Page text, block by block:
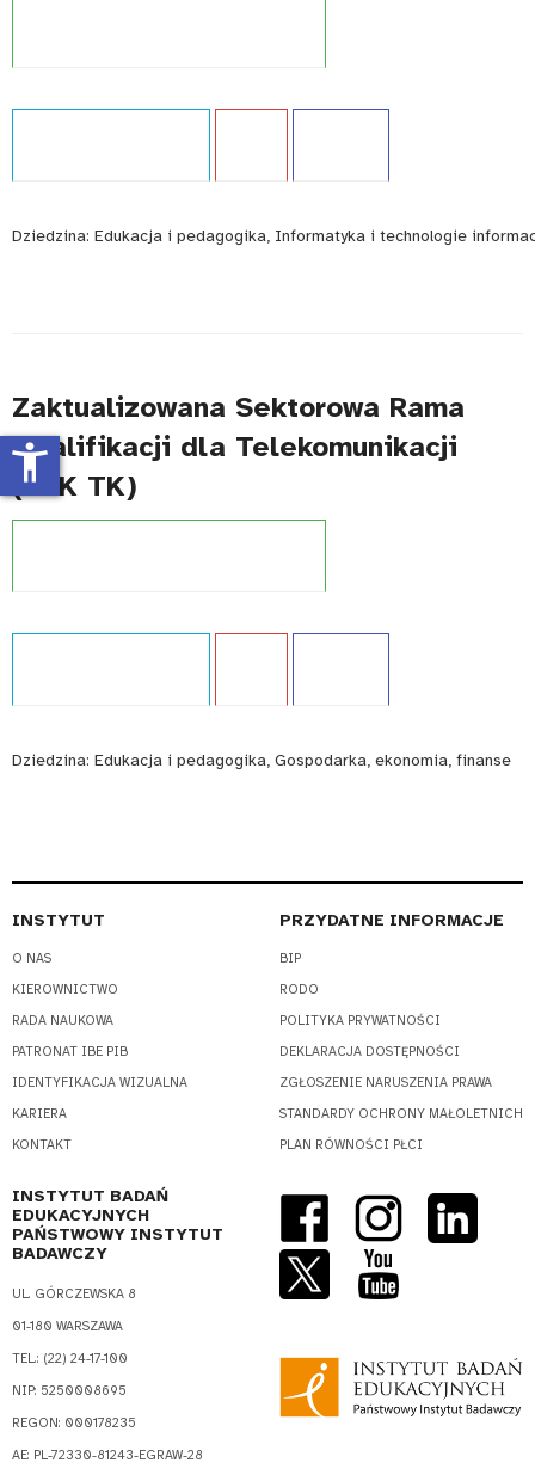
Dziedzina: Edukacja i pedagogika, Informatyka i technologie
Zaktualizowana Sektorowa Rama
Kwalifikacji dla Telekomunikacji
(SRK TK)
Dziedzina: Edukacja i pedagogika, Gospodarka, ekonomia, finanse
INSTYTUT
O NAS
KIEROWNICTWO
RADA NAUKOWA
PATRONAT IBE PIB
IDENTYFIKACJA WIZUALNA
KARIERA
KONTAKT
PRZYDATNE INFORMACJE
BIP
RODO
POLITYKA PRYWATNOŚCI
DEKLARACJA DOSTĘPNOŚCI
ZGŁOSZENIE NARUSZENIA PRAWA
STANDARDY OCHRONY MAŁOLETNICH
PLAN RÓWNOŚCI PŁCI
INSTYTUT BADAŃ
EDUKACYJNYCH
PAŃSTWOWY INSTYTUT
BADAWCZY
UL. GÓRCZEWSKA 8
01-180 WARSZAWA
TEL.: (22) 24-17-100
NIP: 5250008695
REGON: 000178235
AE: PL-72330-81243-EGRAW-28
accessibility_new